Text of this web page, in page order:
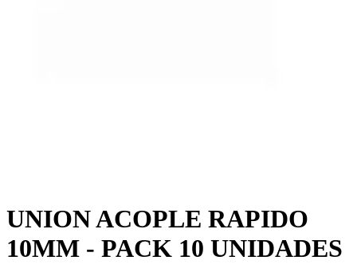
UNION ACOPLE RAPIDO
10MM - PACK 10 UNIDADES